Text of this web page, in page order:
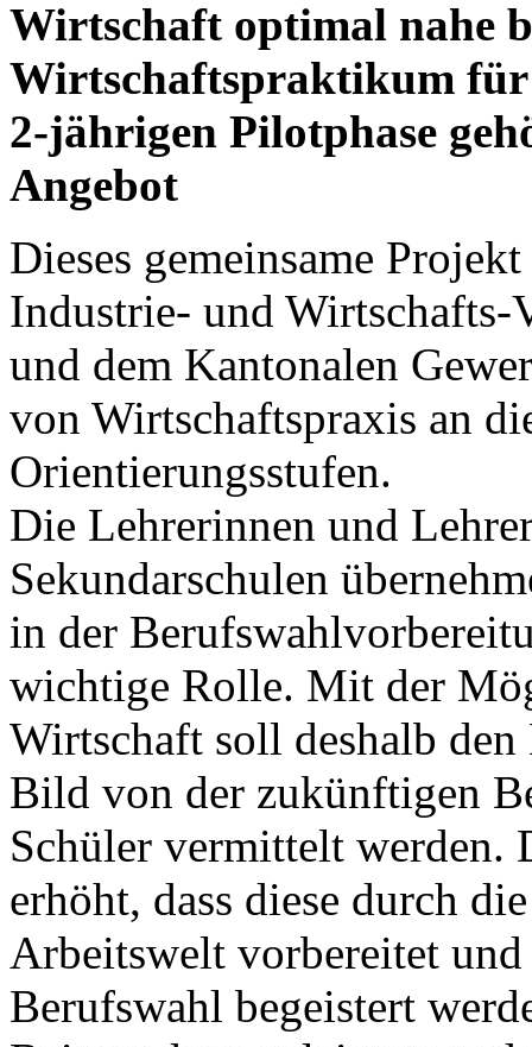
Wirtschaft optimal nahe
Wirtschaftspraktikum für
2-jährigen Pilotphase
Angebot
Dieses gemeinsame
Industrie- und Wirtschafts-
und dem Kantonalen
von Wirtschaftspraxis an
Orientierungsstufen.
Die Lehrerinnen und
Sekundarschulen
in der
wichtige Rolle. Mit der
Wirtschaft soll deshalb den
Bild von der zukünftigen
Schüler vermittelt werden.
erhöht, dass diese durch
Arbeitswelt vorbereitet und
Berufswahl begeistert